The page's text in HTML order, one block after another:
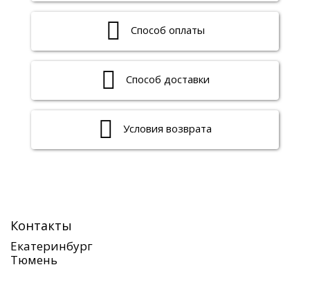
Способ оплаты
Способ доставки
Условия возврата
Контакты
Екатеринбург
Тюмень